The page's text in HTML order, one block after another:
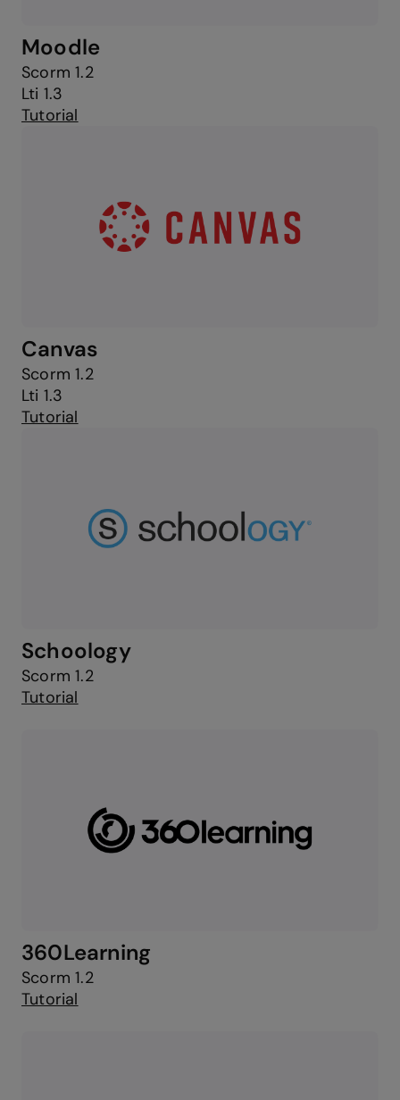
Moodle
Scorm 1.2
Lti 1.3
Tutorial
Canvas
Scorm 1.2
Lti 1.3
Tutorial
Schoology
Scorm 1.2
Tutorial
360Learning
Scorm 1.2
Tutorial